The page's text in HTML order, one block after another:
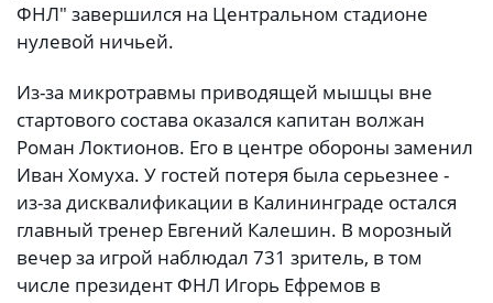
ФНЛ" завершился на Центральном стадионе
нулевой ничьей.
Из-за микротравмы приводящей мышцы вне
стартового состава оказался капитан волжан
Роман Локтионов. Его в центре обороны заменил
Иван Хомуха. У гостей потеря была серьезнее -
из-за дисквалификации в Калининграде остался
главный тренер Евгений Калешин. В морозный
вечер за игрой наблюдал 731 зритель, в том
числе президент ФНЛ Игорь Ефремов в